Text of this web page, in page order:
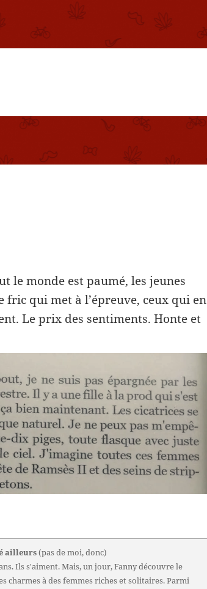
le monde est paumé, les jeunes
fric qui met à l’épreuve, ceux qui en
Le prix des sentiments. Honte et
ailleurs(pas de moi, donc)
Ils s'aiment. Mais, un jour, Fanny découvre le
charmes à des femmes riches et solitaires. Parmi